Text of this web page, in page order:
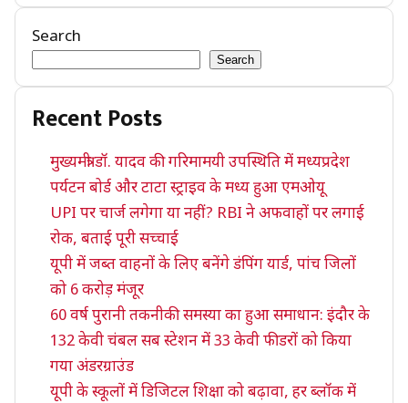
Search
Search
Recent Posts
मुख्यमंत्री डॉ. यादव की गरिमामयी उपस्थिति में मध्यप्रदेश
पर्यटन बोर्ड और टाटा स्ट्राइव के मध्य हुआ एमओयू
UPI पर चार्ज लगेगा या नहीं? RBI ने अफवाहों पर लगाई
रोक, बताई पूरी सच्चाई
यूपी में जब्त वाहनों के लिए बनेंगे डंपिंग यार्ड, पांच जिलों
को 6 करोड़ मंजूर
60 वर्ष पुरानी तकनीकी समस्या का हुआ समाधान: इंदौर के
132 केवी चंबल सब स्टेशन में 33 केवी फीडरों को किया
गया अंडरग्राउंड
यूपी के स्कूलों में डिजिटल शिक्षा को बढ़ावा, हर ब्लॉक में